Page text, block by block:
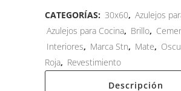
CATEGORÍAS: 30x60, Azulejos
Azulejos para Cocina, Brillo,
Interiores, Marca Stn, Mate,
Roja, Revestimiento
Descripción